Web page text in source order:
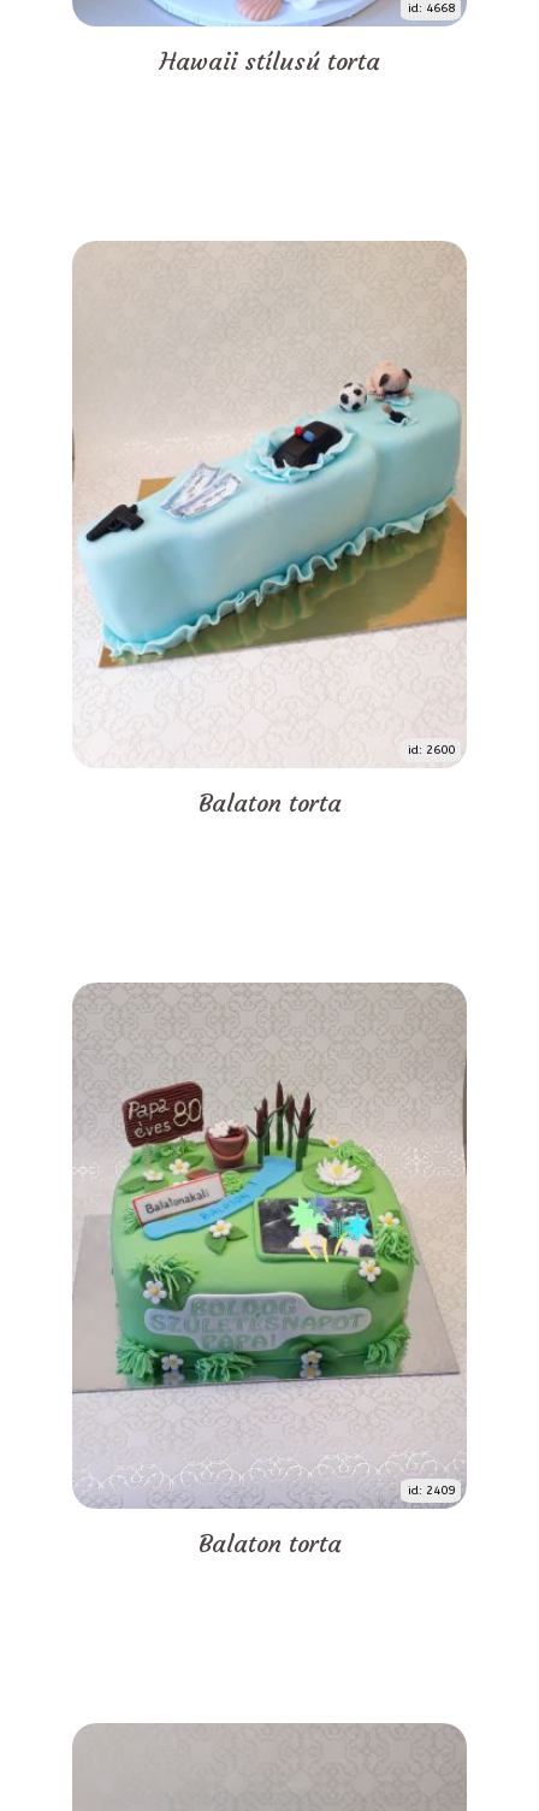
id: 4668
Hawaii stílusú torta
id: 2600
Balaton torta
id: 2409
Balaton torta